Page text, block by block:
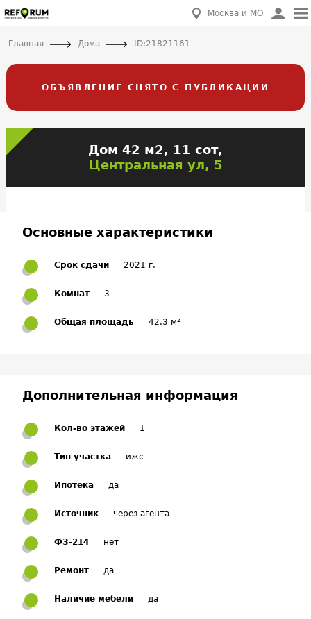
Москва и МО
Главная Дома ID:21821161
ОБЪЯВЛЕНИЕ СНЯТО С ПУБЛИКАЦИИ
Дом 42 м2, 11 сот,
Центральная ул, 5
Основные характеристики
Срок сдачи 2021 г.
Комнат 3
Общая площадь 42.3 м²
Дополнительная информация
Кол-во этажей 1
Тип участка ижс
Ипотека да
Источник через агента
ФЗ-214 нет
Ремонт да
Наличие мебели да